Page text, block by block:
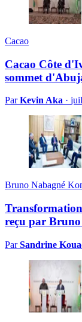
Cacao
Cacao Côte
sommet
ParKevin Aka ·
Bruno Nabagné
reçu par
ParSandrine